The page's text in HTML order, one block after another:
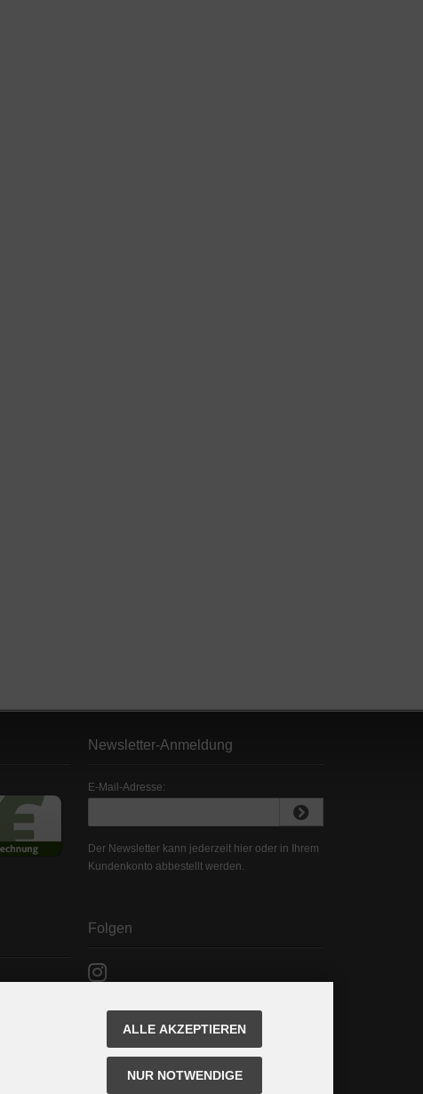
Newsletter-Anmeldung
E-Mail-Adresse:
Der Newsletter kann jederzeit hier oder in Ihrem
Kundenkonto abbestellt werden.
Folgen
ALLE AKZEPTIEREN
NUR NOTWENDIGE